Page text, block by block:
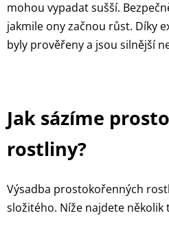
mohou vypadat sušší.
jakmile ony začnou růst. Díky
byly prověřeny a jsou silnější
Jak sázíme
rostliny?
Výsadba prostokořenných
složitého. Níže najdete